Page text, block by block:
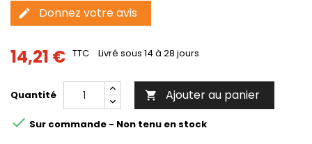
edit Donnez votre avis
14,21 € TTC Livré sous 14 à 28 jours
Quantité  Ajouter au panier
 Sur commande - Non tenu en stock